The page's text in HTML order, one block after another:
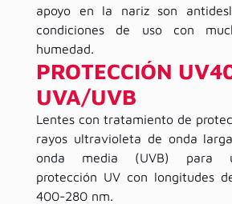
apoyo en la nariz son
condiciones de uso con
humedad.
PROTECCIÓN
UVA/UVB
Lentes con tratamiento de
rayos ultravioleta de onda
onda media (UVB) para
protección UV con longitudes
400-280 nm.